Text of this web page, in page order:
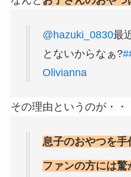
@hazuki_0830最
とないからなぁ?
Olivianna
その理由というのが・・
息子のおやつを手
ファンの方には